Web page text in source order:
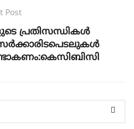
Post
പ്രതിസന്ധികൾ